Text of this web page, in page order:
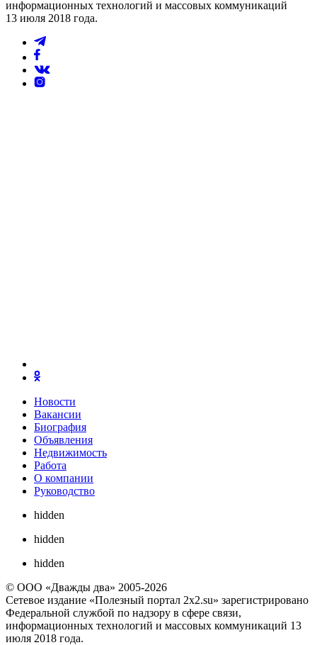
информационных технологий и массовых коммуникаций
13 июля 2018 года.
Новости
Вакансии
Биография
Объявления
Недвижимость
Работа
О компании
Руководство
hidden
hidden
hidden
© ООО «Дважды два» 2005-2026
Сетевое издание «Полезный портал 2x2.su» зарегистрировано
Федеральной службой по надзору в сфере связи,
информационных технологий и массовых коммуникаций 13
июля 2018 года.